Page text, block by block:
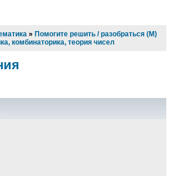
» Помогите решить / разобраться (М)
комбинаторика, теория чисел